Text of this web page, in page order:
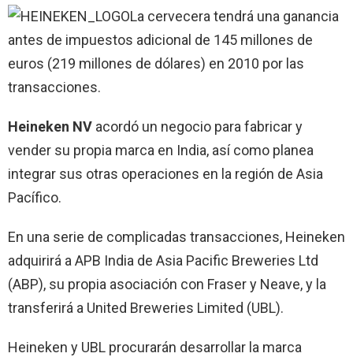
La cervecera tendrá una ganancia
antes de impuestos adicional de 145 millones de
euros (219 millones de dólares) en 2010 por las
transacciones.
Heineken NV acordó un negocio para fabricar y
vender su propia marca en India, así como planea
integrar sus otras operaciones en la región de Asia
Pacífico.
En una serie de complicadas transacciones, Heineken
adquirirá a APB India de Asia Pacific Breweries Ltd
(ABP), su propia asociación con Fraser y Neave, y la
transferirá a United Breweries Limited (UBL).
Heineken y UBL procurarán desarrollar la marca